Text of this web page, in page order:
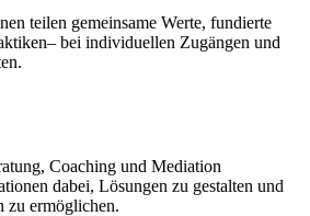
teilen gemeinsame Werte, fundierte
bei individuellen Zugängen und
Coaching und Mediation
dabei, Lösungen zu gestalten und
zu ermöglichen.